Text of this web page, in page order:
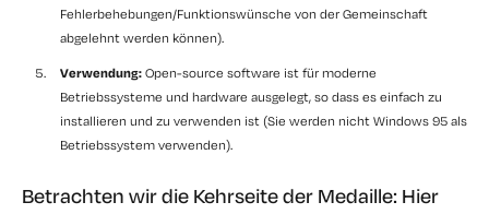
Fehlerbehebungen/Funktionswünsche von der Gemeinschaft
abgelehnt werden können).
Verwendung: Open-source software ist für moderne
Betriebssysteme und hardware ausgelegt, so dass es einfach zu
installieren und zu verwenden ist (Sie werden nicht Windows 95 als
Betriebssystem verwenden).
Betrachten wir die Kehrseite der Medaille: Hier